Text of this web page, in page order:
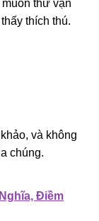
thử vận
thích thú.
và không
chúng.
Điềm